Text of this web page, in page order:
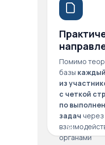
Помимо
базы каждый
из
с четкой
по
задач через
органами